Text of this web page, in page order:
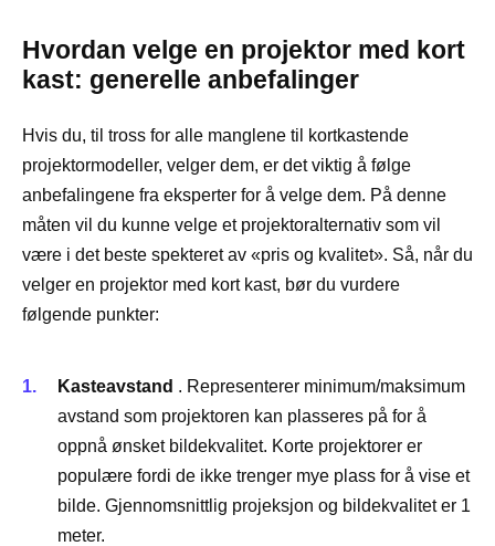
Hvordan velge en projektor med kort
kast: generelle anbefalinger
Hvis du, til tross for alle manglene til kortkastende
projektormodeller, velger dem, er det viktig å følge
anbefalingene fra eksperter for å velge dem. På denne
måten vil du kunne velge et projektoralternativ som vil
være i det beste spekteret av «pris og kvalitet». Så, når du
velger en projektor med kort kast, bør du vurdere
følgende punkter:
Kasteavstand . Representerer minimum/maksimum
avstand som projektoren kan plasseres på for å
oppnå ønsket bildekvalitet. Korte projektorer er
populære fordi de ikke trenger mye plass for å vise et
bilde. Gjennomsnittlig projeksjon og bildekvalitet er 1
meter.